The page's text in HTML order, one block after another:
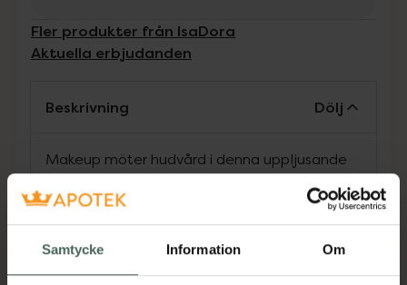
Samtycke Information Om
Fler produkter från IsaDora
Aktuella erbjudanden
Beskrivning Dölj
Makeup möter hudvård i denna uppljusande
ingredien¬ser. Wake Up the Glow Concealer
döljer, korrigerar och ljusar upp mörka ringar
och ojämnheter, samtidigt som den förbättrar